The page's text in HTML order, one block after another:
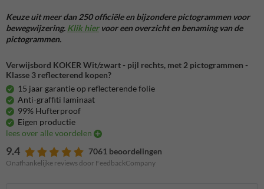
Keuze uit meer dan 250 officiële en bijzondere pictogrammen voor
bewegwijzering. Klik hiervoor een overzicht en benaming van de
pictogrammen.
Verwijsbord KOKER Wit/zwart - pijl rechts, met 2 pictogrammen -
Klasse 3 reflecterend kopen?
15 jaar garantie op reflecterende folie
Anti-graffiti laminaat
99% Hufterproof
Eigen productie
lees over alle voordelen
9.4 7061 beoordelingen
Onafhankelijke reviews door FeedbackCompany